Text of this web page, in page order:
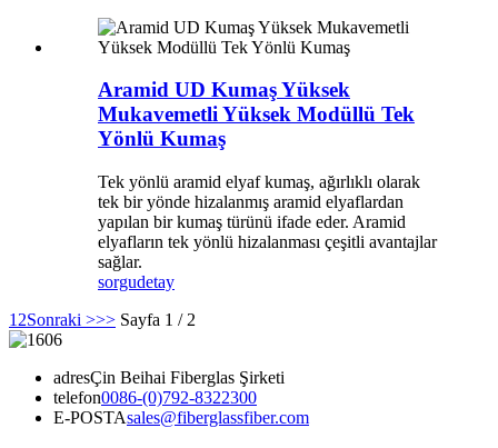
Aramid UD Kumaş Yüksek
Mukavemetli Yüksek Modüllü Tek
Yönlü Kumaş
Tek yönlü aramid elyaf kumaş, ağırlıklı olarak
tek bir yönde hizalanmış aramid elyaflardan
yapılan bir kumaş türünü ifade eder. Aramid
elyafların tek yönlü hizalanması çeşitli avantajlar
sağlar.
sorgudetay
1 2Sonraki >>> Sayfa 1 / 2
adresÇin Beihai Fiberglas Şirketi
telefon0086-(0)792-8322300
E-POSTAsales@fiberglassfiber.com